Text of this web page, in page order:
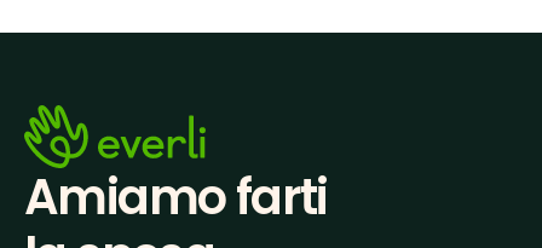
Amiamo farti